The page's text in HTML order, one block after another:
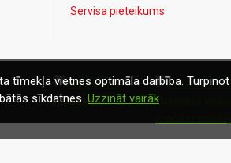
Servisa pieteikums
vietnes optimāla darbība.
sīkdatnes. Uzzināt vairāk